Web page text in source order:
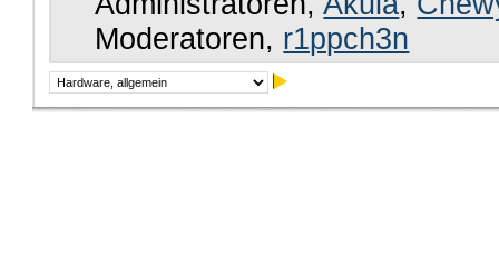
Moderatoren, r1ppch3n